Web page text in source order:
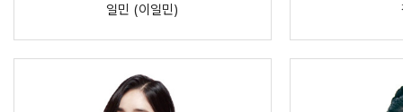
일민 (이일민)